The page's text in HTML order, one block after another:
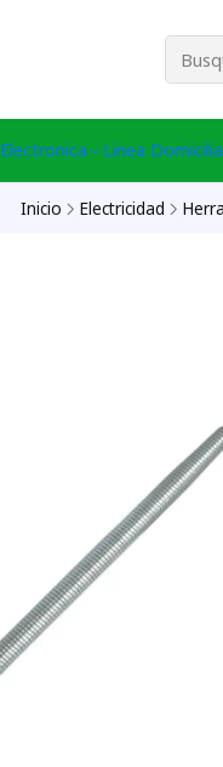
Electronica Linea
Inicio Electricidad